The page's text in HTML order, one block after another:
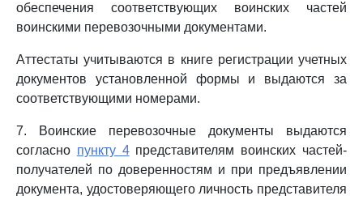
обеспечения соответствующих воинских частей
воинскими перевозочными документами.
Аттестаты учитываются в книге регистрации учетных
документов установленной формы и выдаются за
соответствующими номерами.
7. Воинские перевозочные документы выдаются
согласно пункту 4представителям воинских частей-
получателей по доверенностям и при предъявлении
документа, удостоверяющего личность представителя